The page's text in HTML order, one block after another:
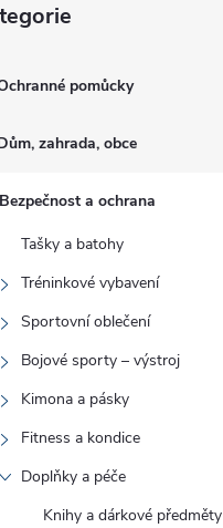
pomůcky
zahrada, obce
Bezpečnost a ochrana
Tašky a batohy
Tréninkové vybavení
Sportovní oblečení
Bojové sporty – výstroj
Kimona a pásky
Fitness a kondice
Doplňky a péče
Knihy a dárkové předměty